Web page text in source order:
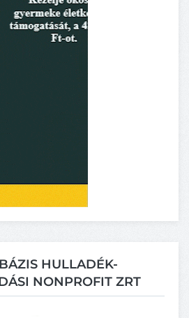
HULLADÉK-
NONPROFIT ZRT